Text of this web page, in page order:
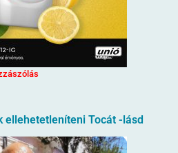
ellehetetleníteni Tocát -lásd